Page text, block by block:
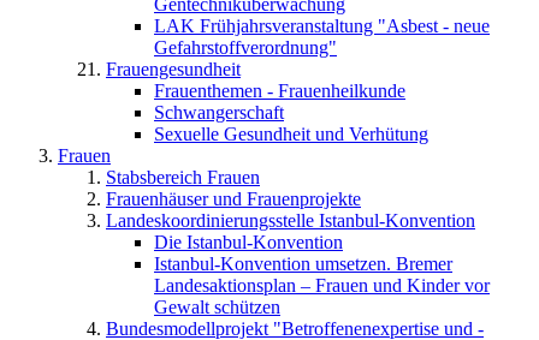
Gentechniküberwachung
LAK Frühjahrsveranstaltung "Asbest - neue
Gefahrstoffverordnung"
Frauengesundheit
Frauenthemen - Frauenheilkunde
Schwangerschaft
Sexuelle Gesundheit und Verhütung
Frauen
Stabsbereich Frauen
Frauenhäuser und Frauenprojekte
Landeskoordinierungsstelle Istanbul-Konvention
Die Istanbul-Konvention
Istanbul-Konvention umsetzen. Bremer
Landesaktionsplan – Frauen und Kinder vor
Gewalt schützen
Bundesmodellprojekt "Betroffenenexpertise und -